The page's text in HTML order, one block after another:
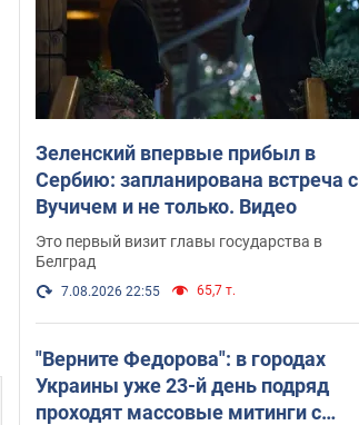
Зеленский впервые прибыл в
Сербию: запланирована встреча с
Вучичем и не только. Видео
Это первый визит главы государства в
Белград
7.08.2026 22:55 65,7 т.
"Верните Федорова": в городах
Украины уже 23-й день подряд
проходят массовые митинги с